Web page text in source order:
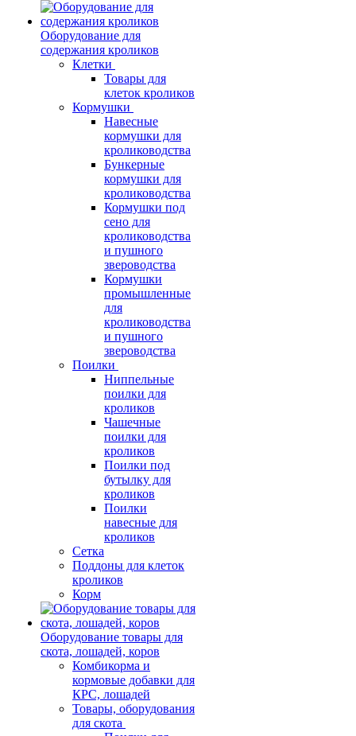
Оборудование для
содержания кроликов
Клетки
Товары для
клеток кроликов
Кормушки
Навесные
кормушки для
кролиководства
Бункерные
кормушки для
кролиководства
Кормушки под
сено для
кролиководства
и пушного
звероводства
Кормушки
промышленные
для
кролиководства
и пушного
звероводства
Поилки
Ниппельные
поилки для
кроликов
Чашечные
поилки для
кроликов
Поилки под
бутылку для
кроликов
Поилки
навесные для
кроликов
Сетка
Поддоны для клеток
кроликов
Корм
Оборудование товары для
скота, лошадей, коров
Комбикорма и
кормовые добавки для
КРС, лошадей
Товары, оборудования
для скота